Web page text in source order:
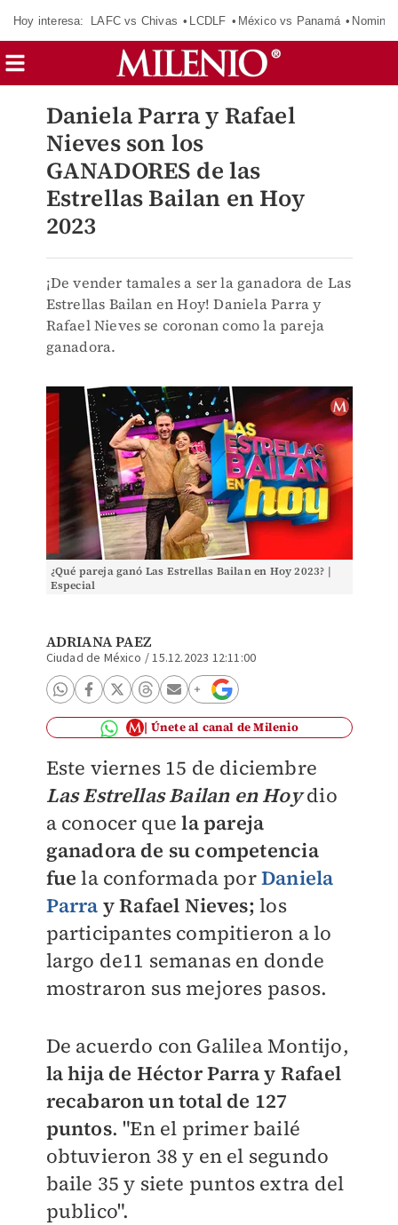
Hoy interesa: LAFC vs Chivas LCDLF México vs Panamá
Daniela Parra y Rafael
Nieves son los
GANADORES de las
Estrellas Bailan en Hoy
2023
¡De vender tamales a ser la ganadora de Las
Estrellas Bailan en Hoy! Daniela Parra y
Rafael Nieves se coronan como la pareja
ganadora.
¿Qué pareja ganó Las Estrellas Bailan en Hoy 2023? |
Especial
ADRIANA PAEZ
Ciudad de México /15.12.2023 12:11:00
Únete al canal de Milenio
Este viernes 15 de diciembre
Las Estrellas Bailan en Hoy dio
a conocer que la pareja
ganadora de su competencia
fue la conformada porDaniela
Parra y Rafael Nieves; los
participantes compitieron a lo
largo de11 semanas en donde
mostraron sus mejores pasos.
De acuerdo con Galilea Montijo,
la hija de Héctor Parra y Rafael
recabaron un total de 127
puntos. "En el primer bailé
obtuvieron 38 y en el segundo
baile 35 y siete puntos extra del
publico".